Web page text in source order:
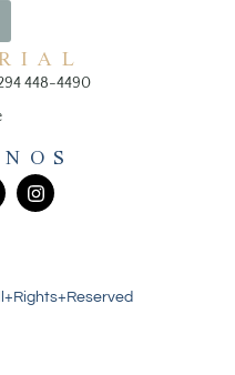
448-4490